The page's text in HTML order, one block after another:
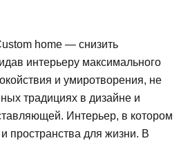
home — снизить
интерьеру максимального
и умиротворения, не
традициях в дизайне и
Интерьер, в котором
пространства для жизни. В